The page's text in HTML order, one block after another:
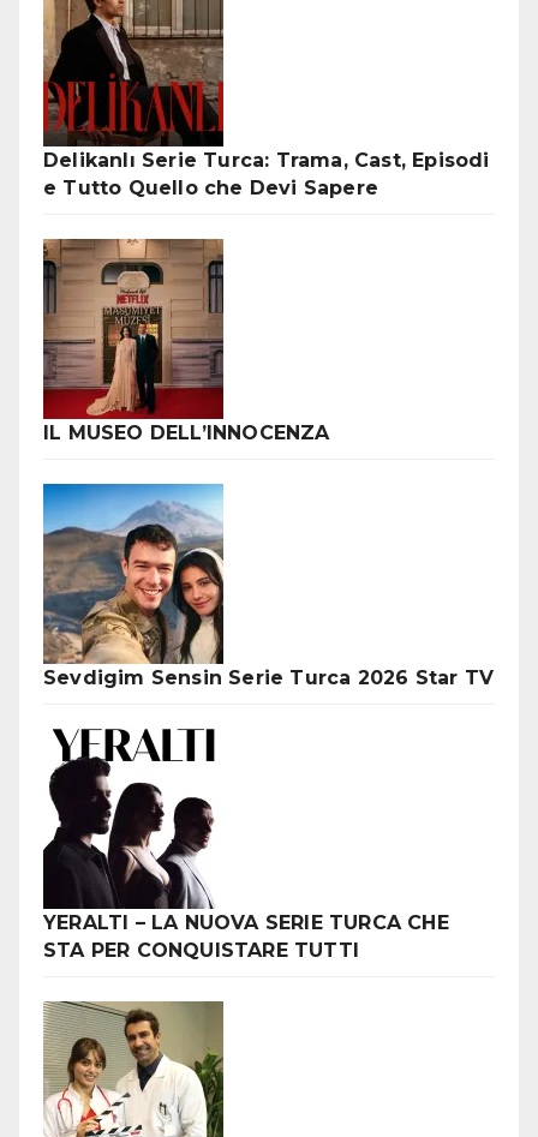
Delikanlı Serie Turca: Trama, Cast, Episodi
e Tutto Quello che Devi Sapere
IL MUSEO DELL’INNOCENZA
Sevdigim Sensin Serie Turca 2026 Star TV
YERALTI – LA NUOVA SERIE TURCA CHE
STA PER CONQUISTARE TUTTI